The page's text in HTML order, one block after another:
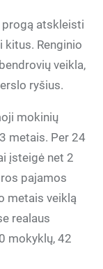
progą atskleisti
Renginio
veikla,
ryšius.
mokinių
metais. Per 24
įsteigė net 2
pajamos
metais veiklą
realaus
mokyklų, 42